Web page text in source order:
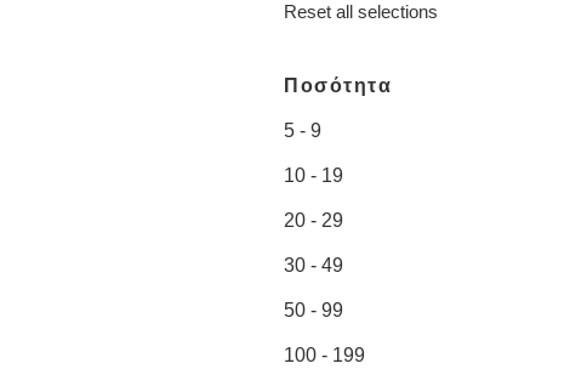
Reset all selections
Ποσότητα
5 - 9
10 - 19
20 - 29
30 - 49
50 - 99
100 - 199